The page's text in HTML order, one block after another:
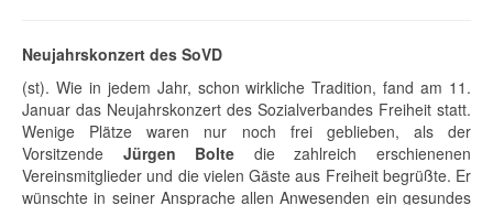
Neujahrskonzert des SoVD
(st). Wie in jedem Jahr, schon wirkliche Tradition, fand am 11.
Januar das Neujahrskonzert des Sozialverbandes Freiheit statt.
Wenige Plätze waren nur noch frei geblieben, als der
Vorsitzende Jürgen Bolte die zahlreich erschienenen
Vereinsmitglieder und die vielen Gäste aus Freiheit begrüßte. Er
wünschte in seiner Ansprache allen Anwesenden ein gesundes